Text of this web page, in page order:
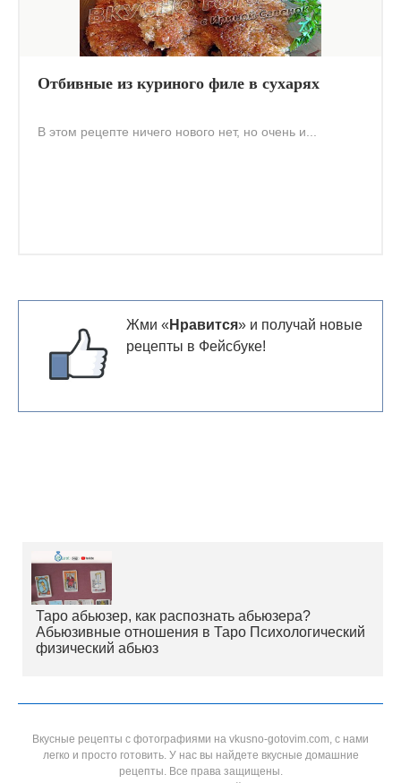
Отбивные из куриного филе в сухарях
В этом рецепте ничего нового нет, но очень и...
Жми « Нравится» и получай новые
рецепты в Фейсбуке!
Таро абьюзер, как распознать абьюзера?
Абьюзивные отношения в Таро Психологический
физический абьюз
Вкусные рецепты с фотографиями на vkusno-gotovim.com, с нами
легко и просто готовить. У нас вы найдете вкусные домашние
рецепты. Все права защищены.